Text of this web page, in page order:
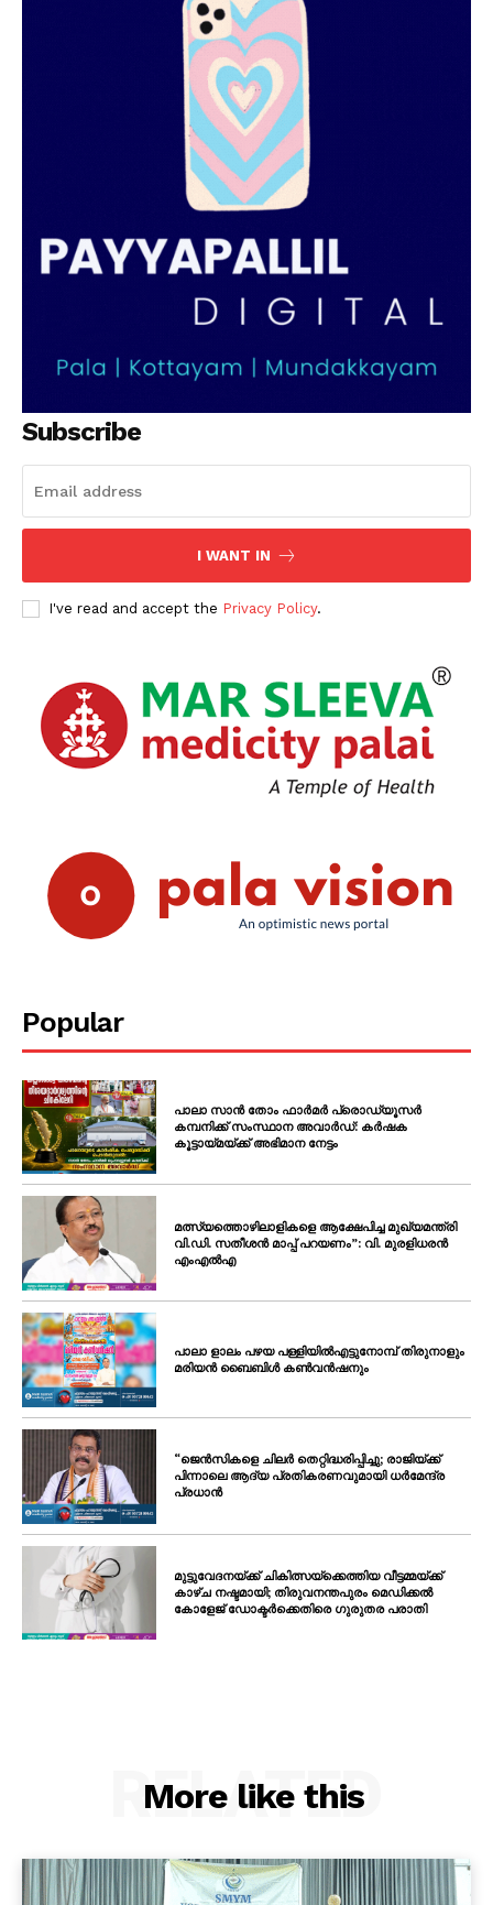
Subscribe
I WANT IN
I've read and accept the Privacy Policy.
Popular
പാലാ സാൻ തോം ഫാർമർ പ്രൊഡ്യൂസർ
കമ്പനിക്ക് സംസ്ഥാന അവാർഡ്: കർഷക
കൂട്ടായ്മയ്ക്ക് അഭിമാന നേട്ടം
മത്സ്യത്തൊഴിലാളികളെ ആക്ഷേപിച്ച മുഖ്യമന്ത്രി
വി.ഡി. സതീശൻ മാപ്പ് പറയണം”: വി. മുരളിധരൻ
എംഎൽഎ
പാലാ ളാലം പഴയ പള്ളിയിൽഎട്ടുനോമ്പ് തിരുനാളും
മരിയൻ ബൈബിൾ കൺവൻഷനും
“ജെൻസികളെ ചിലർ തെറ്റിദ്ധരിപ്പിച്ചു; രാജിയ്ക്ക്
പിന്നാലെ ആദ്യ പ്രതികരണവുമായി ധർമേന്ദ്ര
പ്രധാൻ
മുട്ടുവേദനയ്ക്ക് ചികിത്സയ്‌ക്കെത്തിയ വീട്ടമ്മയ്ക്ക്
കാഴ്ച നഷ്ടമായി; തിരുവനന്തപുരം മെഡിക്കൽ
കോളേജ് ഡോക്ടർക്കെതിരെ ഗുരുതര പരാതി
More like this
RELATED